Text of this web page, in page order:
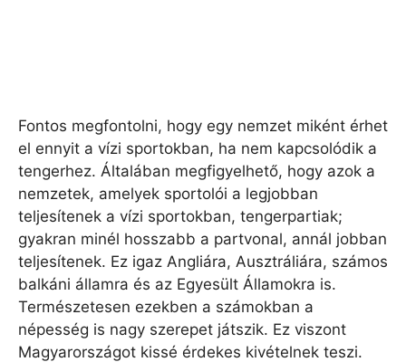
Fontos megfontolni, hogy egy nemzet miként érhet
el ennyit a vízi sportokban, ha nem kapcsolódik a
tengerhez. Általában megfigyelhető, hogy azok a
nemzetek, amelyek sportolói a legjobban
teljesítenek a vízi sportokban, tengerpartiak;
gyakran minél hosszabb a partvonal, annál jobban
teljesítenek. Ez igaz Angliára, Ausztráliára, számos
balkáni államra és az Egyesült Államokra is.
Természetesen ezekben a számokban a
népesség is nagy szerepet játszik. Ez viszont
Magyarországot kissé érdekes kivételnek teszi.